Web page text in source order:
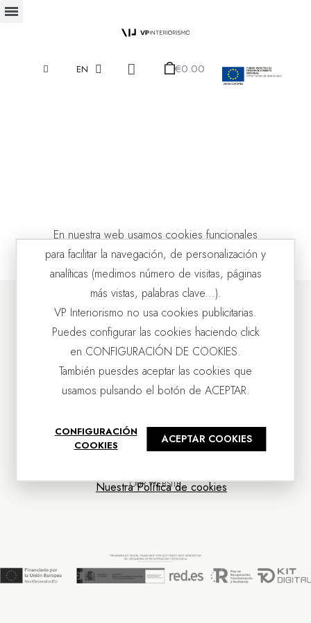
EN €0.00
OUR COMPANY
CUSTOMER SERVICE
OUR WEBSITE
En nuestra web usamos cookies funcionales
para facilitar la navegación, de personalización y
analíticas (medimos número de visitas, páginas
más vistas, palabras clave...).
VP Interiorismo no usa cookies publicitarias.
Puedes configurar las cookies haciendo click
en CONFIGURACIÓN DE COOKIES.
También puesdes aceptar las cookies que
usamos pulsando el botón de ACEPTAR.
CONFIGURACIÓN
COOKIES
ACEPTAR COOKIES
Nuestra Política de cookies